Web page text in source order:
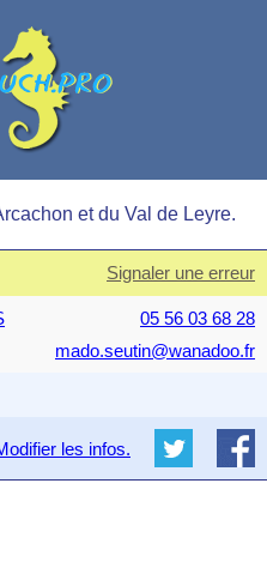
et du Val de Leyre.
Signaler une erreur
05 56 03 68 28
mado.seutin@wanadoo.fr
les infos.